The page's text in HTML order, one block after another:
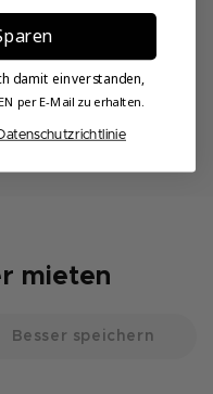
mieten
Besser speichern
damit einverstanden,
per E-Mail zu erhalten.